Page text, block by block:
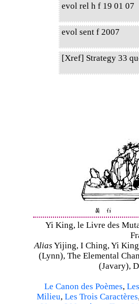
evol rel h f 19 01 07
evol sent f 2007
[Xref] Strategy 33
Yi King, le Livre des
Alias Yijing, I Ching, Yi
(Lynn), The Elemental
(Javary),
Le Canon des Poèmes,
Milieu, Les Trois Caractères